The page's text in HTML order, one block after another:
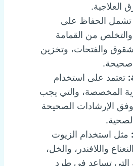
العلاجية.
تشمل الحفاظ على
والتخلص من القمامة
والفتحات، وتخزين
صحيحة.
تعتمد على استخدام
المخصصة، والتي يجب
وفق الإرشادات الصحيحة
مثل استخدام الزيوت
واللافندر، والخل،
التي تساعد في طرد